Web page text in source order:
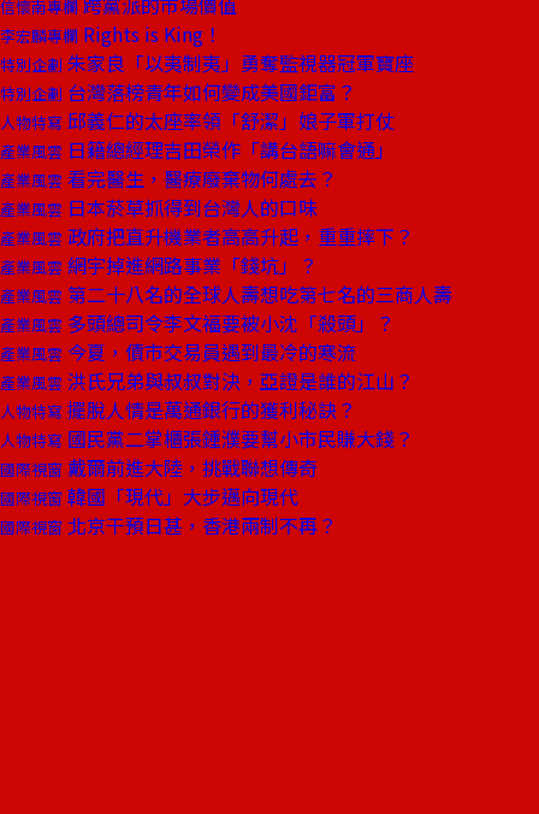
信懷南專欄
李宏麟專欄 Rights is King！
特別企劃 朱家良「以夷制夷」勇奪監視器冠軍寶座
特別企劃 台灣落榜青年如何變成美國鉅富？
人物特寫 邱義仁的太座率領「舒潔」娘子軍打仗
產業風雲 日籍總經理吉田榮作「講台語嘛會通」
產業風雲 看完醫生，醫療廢棄物何處去？
產業風雲 日本菸草抓得到台灣人的口味
產業風雲 政府把直升機業者高高升起，重重摔下？
產業風雲 網宇掉進網路事業「錢坑」？
產業風雲 第二十八名的全球人壽想吃第七名的三商人壽
產業風雲 多頭總司令李文福要被小沈「殺頭」？
產業風雲 今夏，債市交易員遇到最冷的寒流
產業風雲 洪氏兄弟與叔叔對決，亞證是誰的江山？
人物特寫 擺脫人情是萬通銀行的獲利秘訣？
人物特寫 國民黨二掌櫃張鍾濮要幫小市民賺大錢？
國際視窗 戴爾前進大陸，挑戰聯想傳奇
國際視窗 韓國「現代」大步邁向現代
國際視窗 北京干預日甚，香港兩制不再？